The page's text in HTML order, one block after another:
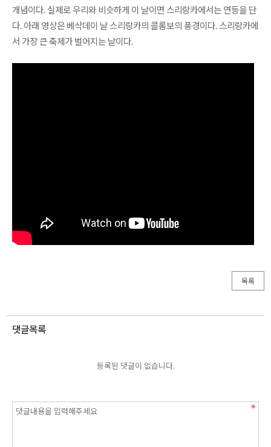
개념이다. 실제로 우리와 비슷하게 이 날이면 스리랑카에서는 연등을 단
다. 아래 영상은 베삭데이 날 스리랑카의 콜롬보의 풍경이다. 스리랑카에
서 가장 큰 축제가 벌어지는 날이다.
목록
댓글목록
등록된 댓글이 없습니다.